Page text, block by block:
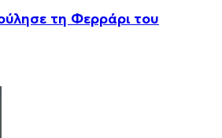
τη Φερράρι του